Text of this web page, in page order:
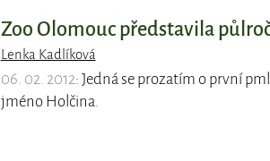
Zoo Olomouc představila
Lenka Kadlíková
06. 02. 2012: Jedná se prozatím o první
jméno Holčina.